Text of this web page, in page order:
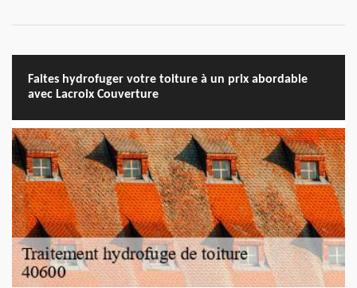
Faites hydrofuger votre toiture à un prix abordable
avec Lacroix Couverture